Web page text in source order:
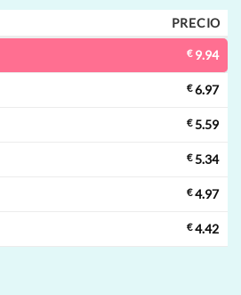
PRECIO
€9.94
€6.97
€5.59
€5.34
€4.97
€4.42
sabores, bobina mesh, desechable al por